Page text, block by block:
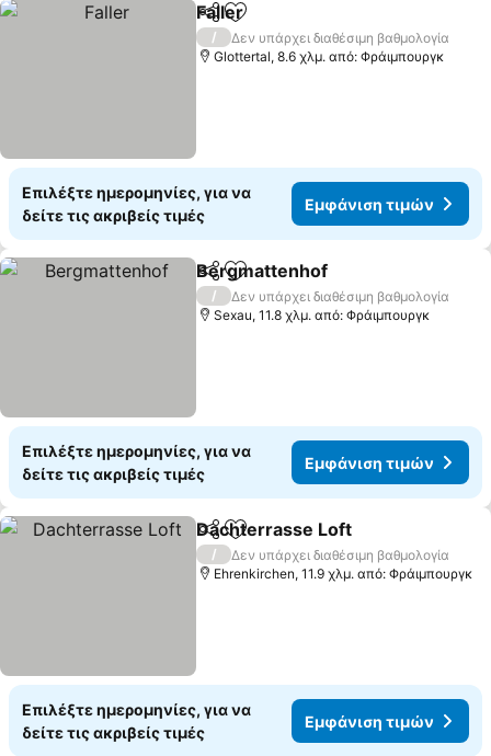
Κοινοποίηση
Προσθήκη στα αγαπημένα
Faller
/
Δεν υπάρχει διαθέσιμη βαθμολογία
Glottertal, 8.6 χλμ. από: Φράιμπουργκ
Επιλέξτε ημερομηνίες, για να
δείτε τις ακριβείς τιμές
Εμφάνιση τιμών
Κοινοποίηση
Προσθήκη στα αγαπημένα
Bergmattenhof
/
Δεν υπάρχει διαθέσιμη βαθμολογία
Sexau, 11.8 χλμ. από: Φράιμπουργκ
Επιλέξτε ημερομηνίες, για να
δείτε τις ακριβείς τιμές
Εμφάνιση τιμών
Κοινοποίηση
Προσθήκη στα αγαπημένα
Dachterrasse Loft
/
Δεν υπάρχει διαθέσιμη βαθμολογία
Ehrenkirchen, 11.9 χλμ. από: Φράιμπουργκ
Επιλέξτε ημερομηνίες, για να
δείτε τις ακριβείς τιμές
Εμφάνιση τιμών